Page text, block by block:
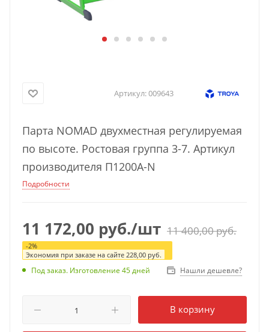
Артикул:009643
Парта NOMAD двухместная регулируемая
по высоте. Ростовая группа 3-7. Артикул
производителя П1200А-N
Подробности
11 172,00 руб./шт 11 400,00руб.
-2%
Экономия при заказе на сайте 228,00 руб.
Под заказ. Изготовление 45 дней Нашли дешевле?
В корзину